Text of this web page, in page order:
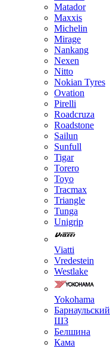
Matador
Maxxis
Michelin
Mirage
Nankang
Nexen
Nitto
Nokian Tyres
Ovation
Pirelli
Roadcruza
Roadstone
Sailun
Sunfull
Tigar
Torero
Toyo
Tracmax
Triangle
Tunga
Unigrip
Viatti
Vredestein
Westlake
Yokohama
Барнаульский
ШЗ
Белшина
Кама